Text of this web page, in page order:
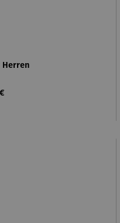
Herren
Preis: